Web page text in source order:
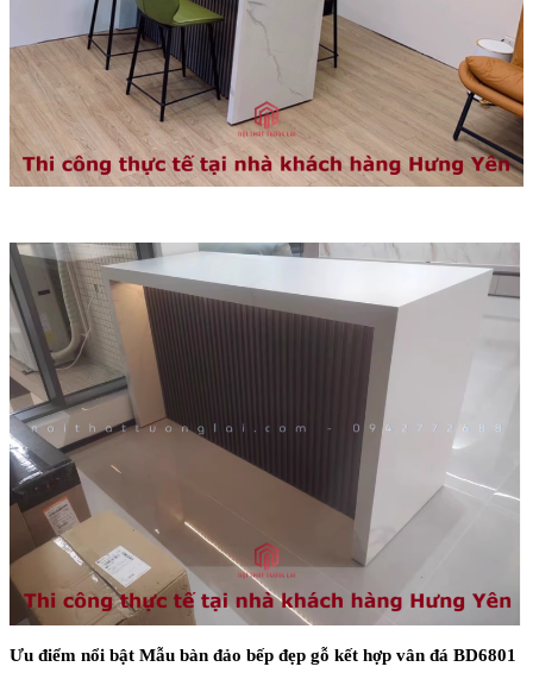
Ưu điểm nổi bật Mẫu bàn đảo bếp đẹp gỗ kết hợp vân đá BD6801